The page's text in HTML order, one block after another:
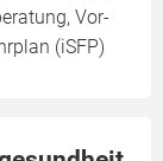
Vor-
(iSFP)